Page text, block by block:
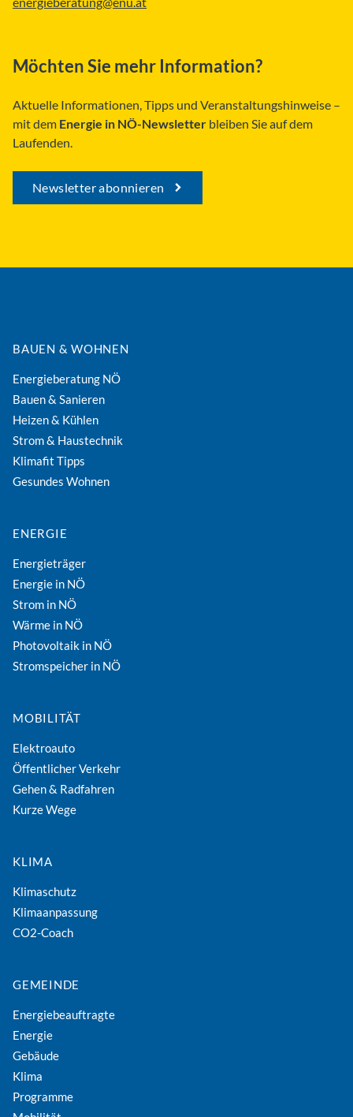
Möchten Sie mehr Information?
Aktuelle Informationen, Tipps und Veranstaltungshinweise –
mit dem Energie in NÖ-Newsletter bleiben Sie auf dem
Laufenden.
Newsletter abonnieren
BAUEN & WOHNEN
Energieberatung NÖ
Bauen & Sanieren
Heizen & Kühlen
Strom & Haustechnik
Klimafit Tipps
Gesundes Wohnen
ENERGIE
Energieträger
Energie in NÖ
Strom in NÖ
Wärme in NÖ
Photovoltaik in NÖ
Stromspeicher in NÖ
MOBILITÄT
Elektroauto
Öffentlicher Verkehr
Gehen & Radfahren
Kurze Wege
KLIMA
Klimaschutz
Klimaanpassung
CO2-Coach
GEMEINDE
Energiebeauftragte
Energie
Gebäude
Klima
Programme